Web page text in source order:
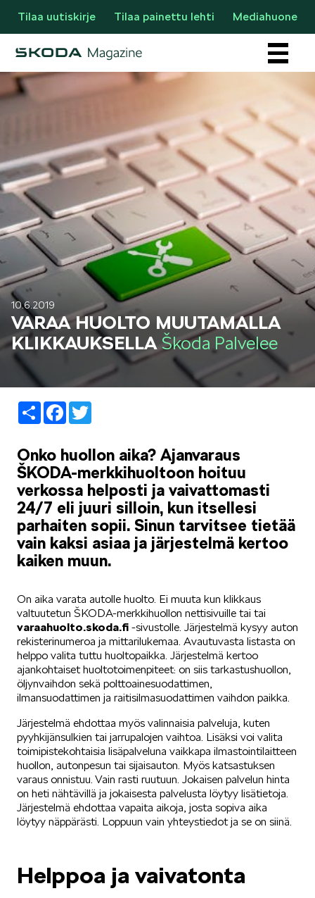
Tilaa uutiskirje Tilaa painettu lehti Mediahuone
Osastot
AJANKOHTAISTA & UUTTA
LIFESTYLE
SIMPLY CLEVER
SÄHKÖAUTOILU
KOEAJOSSA
KAASUAUTOT
10.6.2019
VARAA HUOLTO MUUTAMALLA
KLIKKAUKSELLA Škoda Palvelee
ShareFacebook
Onko huollon aika? Ajanvaraus
ŠKODA-merkkihuoltoon hoituu
verkossa helposti ja vaivattomasti
24/7 eli juuri silloin, kun itsellesi
parhaiten sopii. Sinun tarvitsee tietää
vain kaksi asiaa ja järjestelmä kertoo
kaiken muun.
On aika varata autolle huolto. Ei muuta kun klikkaus
valtuutetun ŠKODA-merkkihuollon nettisivuille tai tai
varaahuolto.skoda.fi -sivustolle. Järjestelmä kysyy auton
rekisterinumeroa ja mittarilukemaa. Avautuvasta listasta on
helppo valita tuttu huoltopaikka. Järjestelmä kertoo
ajankohtaiset huoltotoimenpiteet: on siis tarkastushuollon,
öljynvaihdon sekä polttoainesuodattimen,
ilmansuodattimen ja raitisilmasuodattimen vaihdon paikka.
Järjestelmä ehdottaa myös valinnaisia palveluja, kuten
pyyhkijänsulkien tai jarrupalojen vaihtoa. Lisäksi voi valita
toimipistekohtaisia lisäpalveluna vaikkapa ilmastointilaitteen
huollon, autonpesun tai sijaisauton. Myös katsastuksen
varaus onnistuu. Vain rasti ruutuun. Jokaisen palvelun hinta
on heti nähtävillä ja jokaisesta palvelusta löytyy lisätietoja.
Järjestelmä ehdottaa vapaita aikoja, josta sopiva aika
löytyy näppärästi. Loppuun vain yhteystiedot ja se on siinä.
Helppoa ja vaivatonta